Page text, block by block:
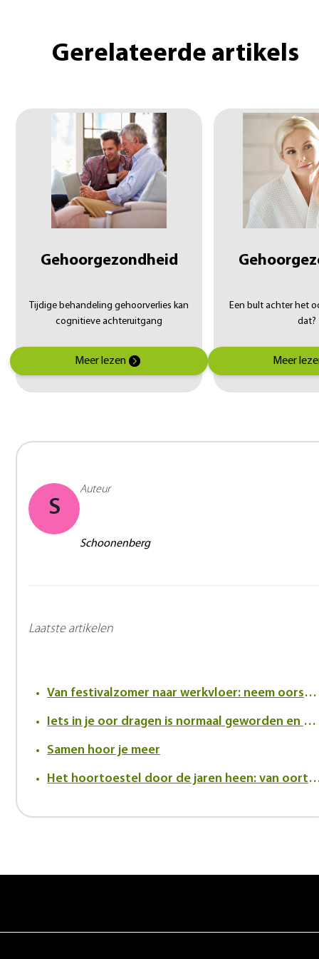
Gerelateerde artikels
Gehoorgezondheid
Tijdige behandeling gehoorverlies kan
cognitieve achteruitgang
Meer lezen
Een bult achter het
dat?
Meer
S
Auteur
Schoonenberg
Laatste artikelen
Van festivalzomer naar werkvloer: neem oorsuizen serieus
Iets in je oor dragen is normaal geworden en dat verandert de kijk op hoortoestellen
Samen hoor je meer
Het hoortoestel door de jaren heen: van oortrompet